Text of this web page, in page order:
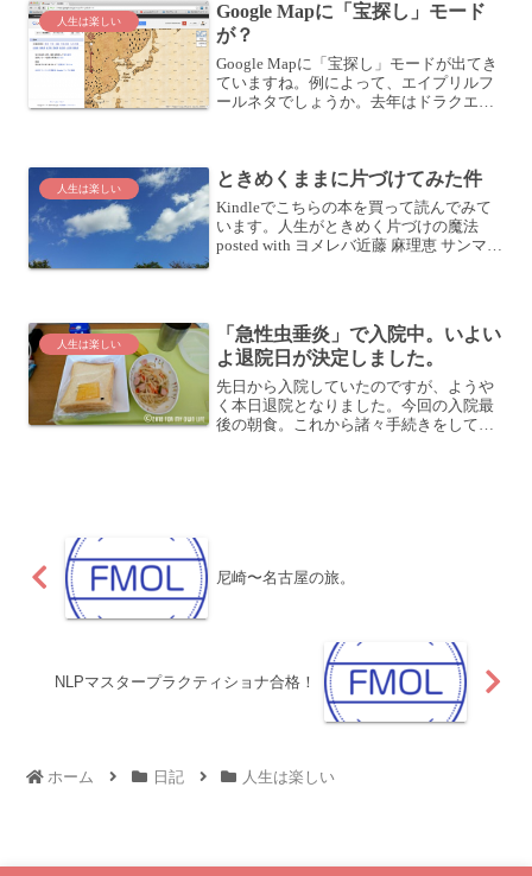
人生は楽しい
Google Mapに「宝探し」モード
が？
Google Mapに「宝探し」モードが出てき
ていますね。例によって、エイプリルフ
ールネタでしょうか。去年はドラクエワ
レ...
人生は楽しい ときめくままに片づけてみた件
Kindleでこちらの本を買って読んでみて
います。人生がときめく片づけの魔法
posted with ヨメレバ近藤 麻理恵 サンマー
人生は楽しい
「急性虫垂炎」で入院中。いよい
よ退院日が決定しました。
先日から入院していたのですが、ようや
く本日退院となりました。今回の入院最
後の朝食。これから諸々手続きをして午
尼崎〜名古屋の旅。
NLPマスタープラクティショナ合格！
ホーム 日記 人生は楽しい